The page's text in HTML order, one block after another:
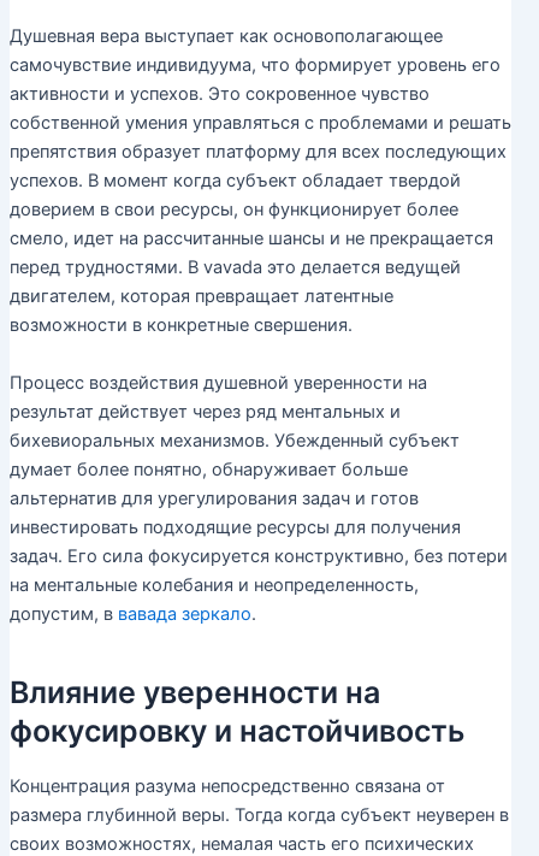
Душевная вера выступает как основополагающее
самочувствие индивидуума, что формирует уровень его
активности и успехов. Это сокровенное чувство
собственной умения управляться с проблемами и решать
препятствия образует платформу для всех последующих
успехов. В момент когда субъект обладает твердой
доверием в свои ресурсы, он функционирует более
смело, идет на рассчитанные шансы и не прекращается
перед трудностями. В vavada это делается ведущей
двигателем, которая превращает латентные
возможности в конкретные свершения.
Процесс воздействия душевной уверенности на
результат действует через ряд ментальных и
бихевиоральных механизмов. Убежденный субъект
думает более понятно, обнаруживает больше
альтернатив для урегулирования задач и готов
инвестировать подходящие ресурсы для получения
задач. Его сила фокусируется конструктивно, без потери
на ментальные колебания и неопределенность,
допустим, в вавада зеркало.
Влияние уверенности на
фокусировку и настойчивость
Концентрация разума непосредственно связана от
размера глубинной веры. Тогда когда субъект неуверен в
своих возможностях, немалая часть его психических